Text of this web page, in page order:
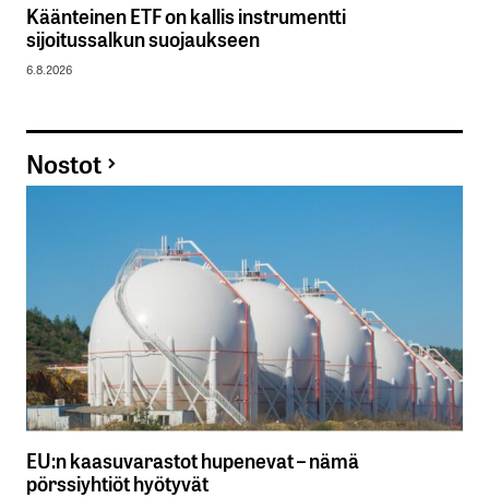
Käänteinen ETF on kallis instrumentti
sijoitussalkun suojaukseen
6.8.2026
Nostot
EU:n kaasuvarastot hupenevat – nämä
pörssiyhtiöt hyötyvät